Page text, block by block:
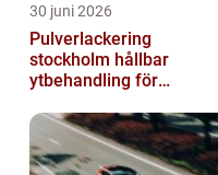
30 juni 2026
Pulverlackering
stockholm hållbar
ytbehandling för